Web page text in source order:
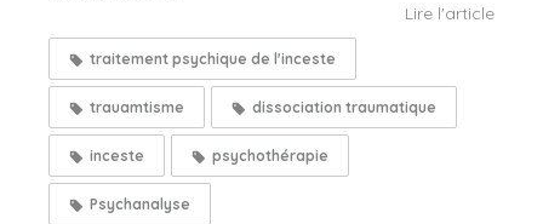
Lire l'article
traitement psychique de l'inceste
trauamtisme dissociation traumatique
inceste psychothérapie
Psychanalyse